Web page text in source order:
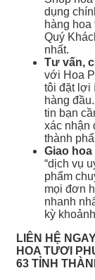
dụng
hàng
Quý
nhất.
Tư vấn,
với Hoa
tôi đặt lợi
hàng
tin bạn
xác nhận
thành
Giao
“dịch vụ
phẩm
mọi đơn
nhanh
kỳ
LIÊN HỆ
HOA TƯƠI
63 TỈNH